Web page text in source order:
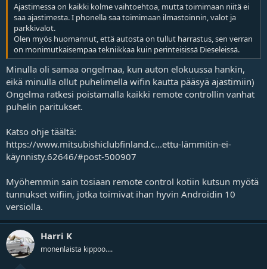
Ajastimessa on kaikki kolme vaihtoehtoa, mutta toimimaan niitä ei
saa ajastimesta. I phonella saa toimimaan ilmastoinnin, valot ja
parkkivalot.
Olen myös huomannut, että autosta on tullut harrastus, sen verran
on monimutkaisempaa tekniikkaa kuin perinteisissä Dieseleissä.
Minulla oli samaa ongelmaa, kun auton elokuussa hankin,
eikä minulla ollut puhelimella wifin kautta pääsyä ajastimiin)
Ongelma ratkesi poistamalla kaikki remote controllin vanhat
puhelin paritukset.
Katso ohje täältä:
https://www.mitsubishiclubfinland.c...ettu-lämmitin-ei-
käynnisty.62646/#post-500907
Myöhemmin sain tosiaan remote control kotiin kutsun myötä
tunnukset wifiin, jotka toimivat ihan hyvin Androidin 10
versiolla.
Harri K
monenlaista kippoo....